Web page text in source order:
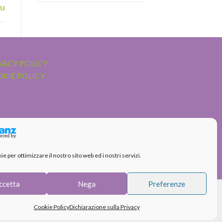
per ottimizzare il nostro sito web ed i nostri servizi.
Nega Preferenze
Cookie PolicyDichiarazione sulla Privacy
POLICY
POLICY